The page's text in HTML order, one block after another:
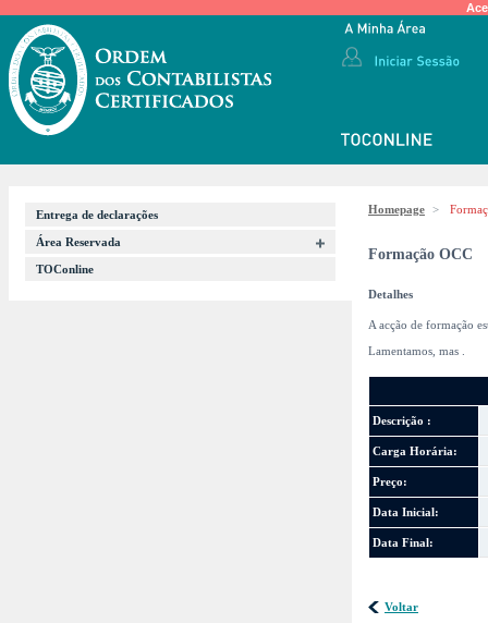
Entrega de declarações
Área Reservada
TOConline
Homepage >
Formação OCC
Detalhes
A acção de formação
Lamentamos, mas
Descrição :
Carga Horária:
Preço:
Data Inicial:
Data Final:
Voltar